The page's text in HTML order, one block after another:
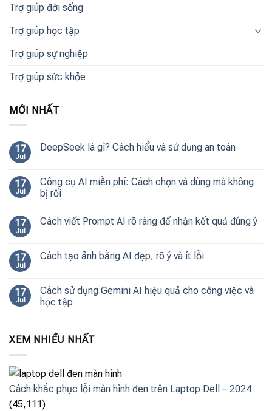
Trợ giúp đời sống
Trợ giúp học tập
Trợ giúp sự nghiệp
Trợ giúp sức khỏe
MỚI NHẤT
17
Jul
DeepSeek là gì? Cách hiểu và sử dụng an toàn
17
Jul
Công cụ AI miễn phí: Cách chọn và dùng mà không
bị rối
17
Jul
Cách viết Prompt AI rõ ràng để nhận kết quả đúng ý
17
Jul
Cách tạo ảnh bằng AI đẹp, rõ ý và ít lỗi
17
Jul
Cách sử dụng Gemini AI hiệu quả cho công việc và
học tập
XEM NHIỀU NHẤT
Cách khắc phục lỗi màn hình đen trên Laptop Dell – 2024
(45,111)